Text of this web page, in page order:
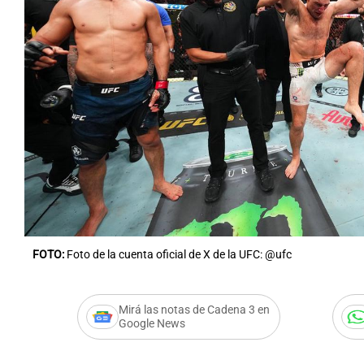
FOTO: Foto de la cuenta oficial de X de la UFC: @ufc
Mirá las notas de Cadena 3 en
Google News
Notas Notas
Mundial 2026 La